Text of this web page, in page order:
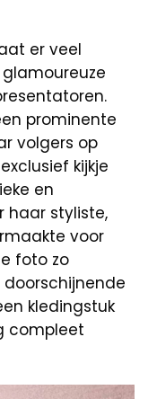
er veel
prominente
volgers op
kijkje
en
haar styliste,
voor
foto zo
kledingstuk
compleet